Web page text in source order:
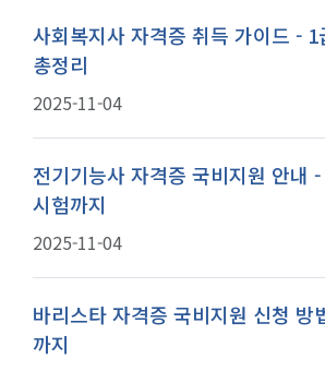
사회복지사 자격증 취득 가이드 - 1
총정리
2025-11-04
전기기능사 자격증 국비지원 안내
시험까지
2025-11-04
바리스타 자격증 국비지원 신청 방
까지